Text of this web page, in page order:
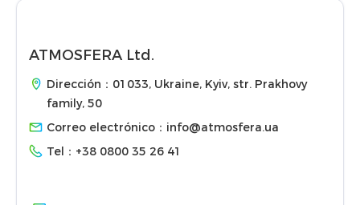
ATMOSFERA Ltd.
Dirección：01033, Ukraine, Kyiv, str. Prakhovy
family, 50
Correo electrónico： info@atmosfera.ua
Tel： +38 0800 35 26 41